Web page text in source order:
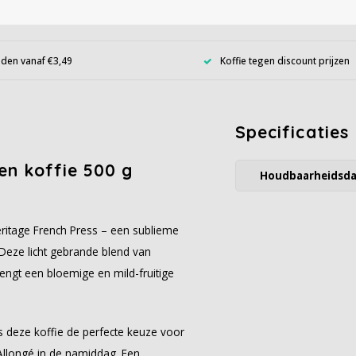
vanaf €3,49 Koffie tegen discount prijzen
koffie 500 g
French Press – een sublieme
licht gebrande blend van
een bloemige en mild-fruitige
deze koffie de perfecte keuze voor
Specificaties